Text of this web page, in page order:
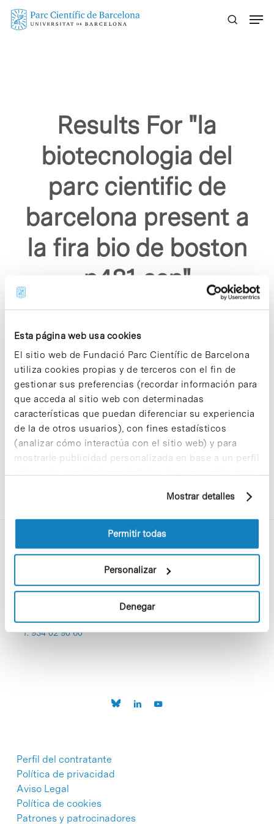
Esta página web usa cookies
El sitio web de Fundació Parc Científic de Barcelona
utiliza cookies propias y de terceros con el fin de
gestionar sus preferencias (recordar información para
que acceda al sitio web con determinadas
características que puedan diferenciar su experiencia
de la de otros usuarios), con fines estadísticos
(analizar cómo interactúa con el sitio web) y para
mostrarle publicidad personalizada en base a un perfil
elaborado a partir de sus hábitos de navegación (por
información sobre las cookies puede consultar
la Política de cookies del sitio web.
Mostrar detalles
Permitir todas
Personalizar
Denegar
Skip
Results For "la
biotecnologia del
parc cientific de
barcelona present a
la fira bio de boston
p481 asp"
Sorry, no results were found.
Please try again with different keywords.
C/Baldiri Reixac, 4-12 i 15
08028 Barcelona
T. 934 02 90 60
Perfil del contratante
Política de privacidad
Aviso Legal
Política de cookies
Patrones y patrocinadores